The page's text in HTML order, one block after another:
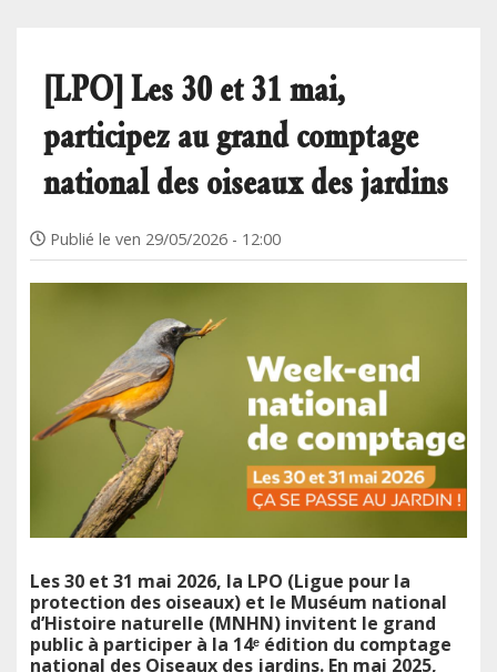
[LPO] Les 30 et 31 mai,
participez au grand comptage
national des oiseaux des jardins
Publié le ven 29/05/2026 - 12:00
Les 30 et 31 mai 2026, la LPO (Ligue pour la
protection des oiseaux) et le Muséum national
d’Histoire naturelle (MNHN) invitent le grand
public à participer à la 14ᵉ édition du comptage
national des Oiseaux des jardins. En mai 2025,